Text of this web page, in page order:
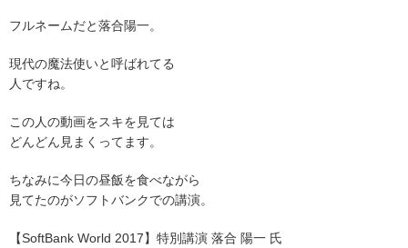
フルネームだと落合陽一。
現代の魔法使いと呼ばれてる
人ですね。
この人の動画をスキを見ては
どんどん見まくってます。
ちなみに今日の昼飯を食べながら
見てたのがソフトバンクでの講演。
【SoftBank World 2017】特別講演 落合 陽一 氏